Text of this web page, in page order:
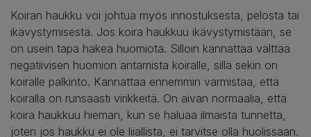
Koiran haukku voi johtua myös innostuksesta, pelosta tai
ikävystymisestä. Jos koira haukkuu ikävystymistään, se
on usein tapa hakea huomiota. Silloin kannattaa välttää
negatiivisen huomion antamista koiralle, sillä sekin on
koiralle palkinto. Kannattaa ennemmin varmistaa, että
koiralla on runsaasti virikkeitä. On aivan normaalia, että
koira haukkuu hieman, kun se haluaa ilmaista tunnetta,
joten jos haukku ei ole liiallista, ei tarvitse olla huolissaan.